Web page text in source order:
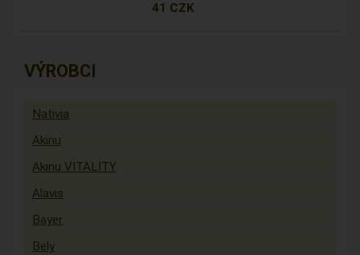
41 CZK
VÝROBCI
Nativia
Akinu
Akinu VITALITY
Alavis
Bayer
Bely